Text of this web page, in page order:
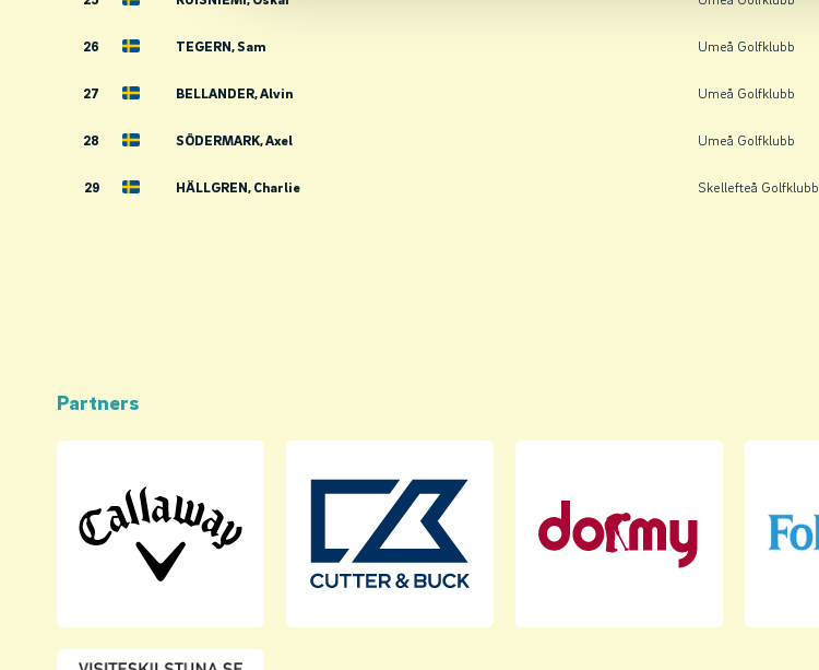
26 TEGERN, Sam Umeå Golfklubb
27 BELLANDER, Alvin Umeå Golfklubb
28 SÖDERMARK, Axel Umeå Golfklubb
29 HÄLLGREN, Charlie Skellefteå Golfklubb
Partners